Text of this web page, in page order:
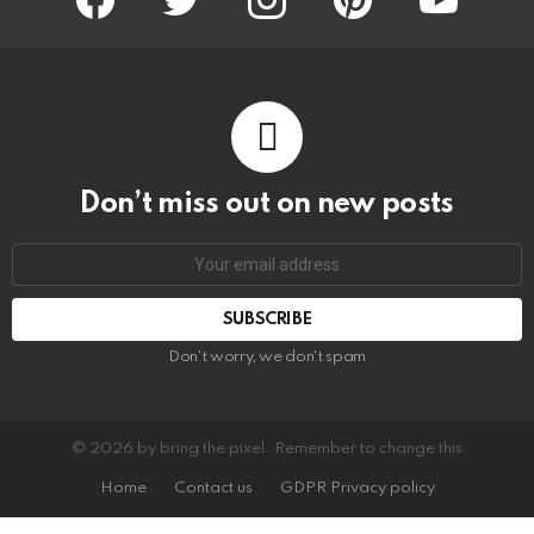
Don’t miss out on new posts
Don't worry, we don't spam
© 2026 by bring the pixel. Remember to change this
Home Contact us GDPR Privacy policy